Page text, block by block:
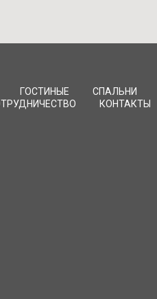
ГОСТИНЫЕ СПАЛЬНИ
КОНТАКТЫ